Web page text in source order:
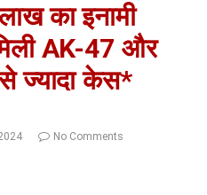
का इनामी
AK-47 और
ज्यादा केस*
No Comments